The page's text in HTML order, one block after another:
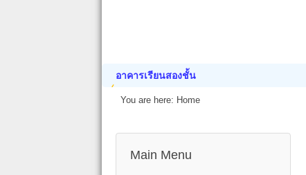
อาคารเรียนสองชั้น
You are here: Home
Main Menu